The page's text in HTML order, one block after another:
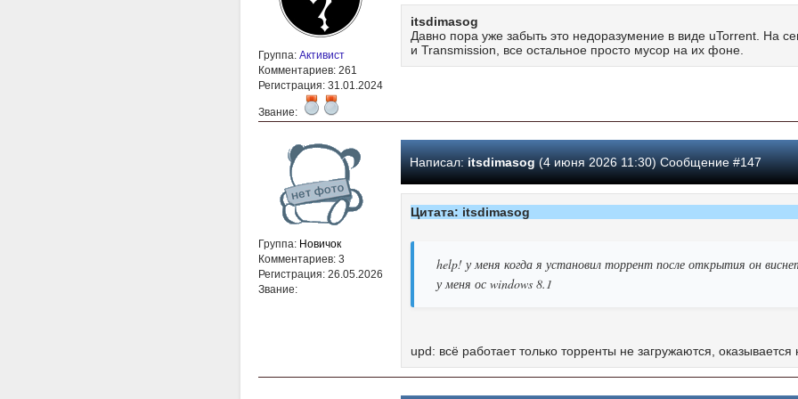
Группа: Активист
Комментариев: 261
Регистрация: 31.01.2024
Звание:
itsdimasog
Давно пора уже забыть это недоразумение в виде uTorrent. На
и Transmission, все остальное просто мусор на их фоне.
Группа: Новичок
Комментариев: 3
Регистрация: 26.05.2026
Звание:
Написал: itsdimasog(4 июня 2026 11:30) Сообщение #147
Цитата: itsdimasog
help! у меня когда я установил торрент после открытия он
у меня ос windows 8.1
upd: всё работает только торренты не загружаются,